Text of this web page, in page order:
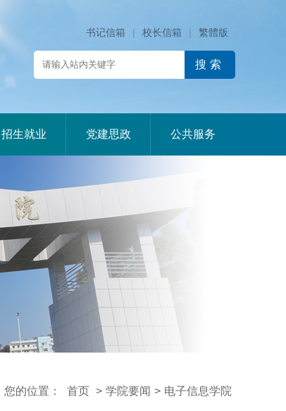
书记信箱 | 校长信箱 | 繁體版
招生就业 党建思政 公共服务
您的位置： 首页 > 学院要闻 > 电子信息学院